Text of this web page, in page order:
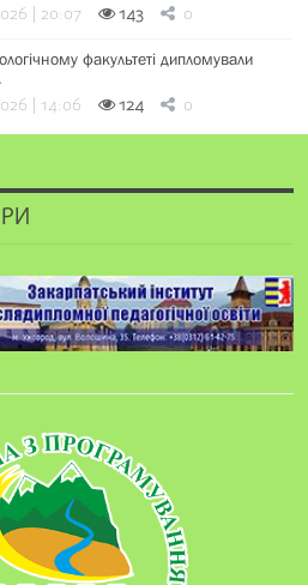
| 20:07 143 0
факультеті дипломували
| 14:06 124 0